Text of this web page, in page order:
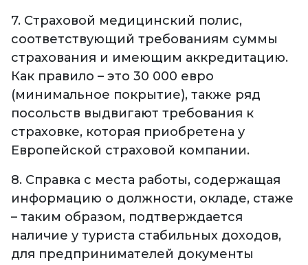
7. Страховой медицинский полис,
соответствующий требованиям суммы
страхования и имеющим аккредитацию.
Как правило – это 30 000 евро
(минимальное покрытие), также ряд
посольств выдвигают требования к
страховке, которая приобретена у
Европейской страховой компании.
8. Справка с места работы, содержащая
информацию о должности, окладе, стаже
– таким образом, подтверждается
наличие у туриста стабильных доходов,
для предпринимателей документы